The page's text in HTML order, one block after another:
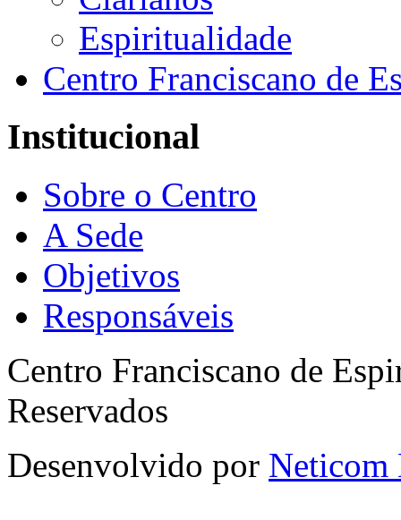
Espiritualidade
Centro Franciscano de
Institucional
Sobre o Centro
A Sede
Objetivos
Responsáveis
Centro Franciscano de
Reservados
Desenvolvido por Neticom